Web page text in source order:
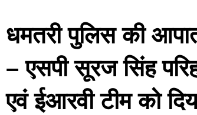
धमतरी पुलिस की
– एसपी सूरज सिंह
एवं ईआरवी टीम को